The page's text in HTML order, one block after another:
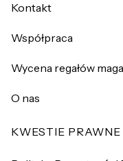
Kontakt
Współpraca
Wycena regałów
O nas
KWESTIE PRAWNE